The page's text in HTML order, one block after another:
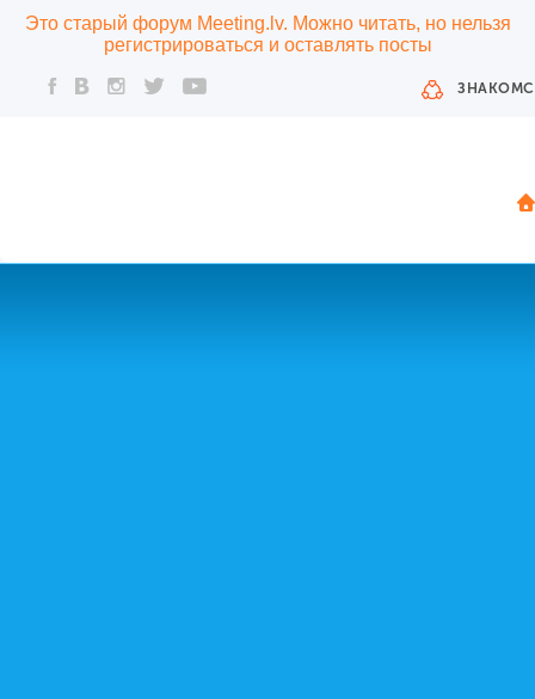
Это старый форум Meeting.lv. Можно читать, но нельзя
регистрироваться и оставлять посты